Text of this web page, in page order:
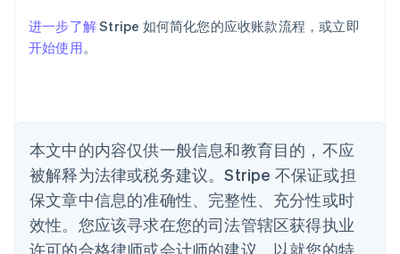
进一步了解Stripe 如何简化您的应收账款流程，或立即
开始使用。
本文中的内容仅供一般信息和教育目的，不应
被解释为法律或税务建议。Stripe 不保证或担
保文章中信息的准确性、完整性、充分性或时
效性。您应该寻求在您的司法管辖区获得执业
许可的合格律师或会计师的建议，以就您的特
巴西
Português
保加利亚
English
丹麦
English
德国
DeutschEnglish
法国